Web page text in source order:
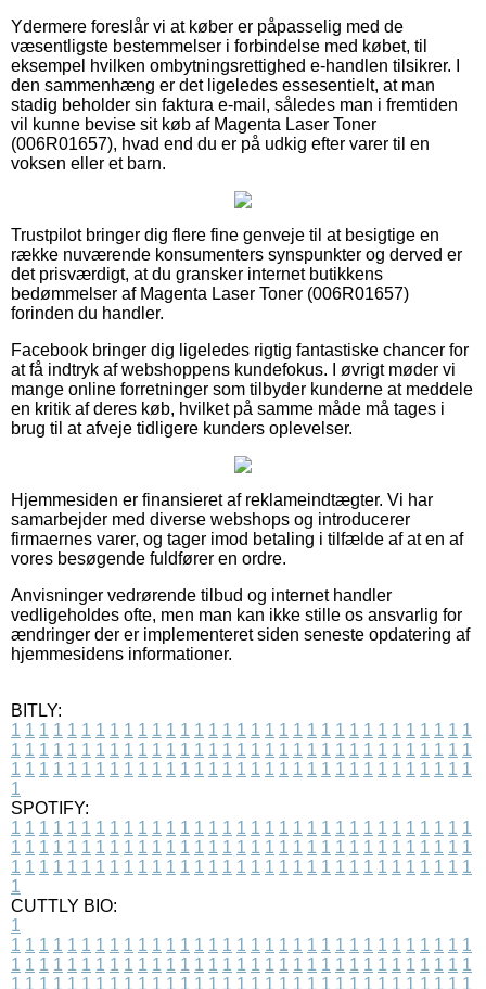
Ydermere foreslår vi at køber er påpasselig med de
væsentligste bestemmelser i forbindelse med købet, til
eksempel hvilken ombytningsrettighed e-handlen tilsikrer. I
den sammenhæng er det ligeledes essesentielt, at man
stadig beholder sin faktura e-mail, således man i fremtiden
vil kunne bevise sit køb af Magenta Laser Toner
(006R01657), hvad end du er på udkig efter varer til en
voksen eller et barn.
Trustpilot bringer dig flere fine genveje til at besigtige en
række nuværende konsumenters synspunkter og derved er
det prisværdigt, at du gransker internet butikkens
bedømmelser af Magenta Laser Toner (006R01657)
forinden du handler.
Facebook bringer dig ligeledes rigtig fantastiske chancer for
at få indtryk af webshoppens kundefokus. I øvrigt møder vi
mange online forretninger som tilbyder kunderne at meddele
en kritik af deres køb, hvilket på samme måde må tages i
brug til at afveje tidligere kunders oplevelser.
Hjemmesiden er finansieret af reklameindtægter. Vi har
samarbejder med diverse webshops og introducerer
firmaernes varer, og tager imod betaling i tilfælde af at en af
vores besøgende fuldfører en ordre.
Anvisninger vedrørende tilbud og internet handler
vedligeholdes ofte, men man kan ikke stille os ansvarlig for
ændringer der er implementeret siden seneste opdatering af
hjemmesidens informationer.
BITLY:
1 1 1 1 1 1 1 1 1 1 1 1 1 1 1 1 1 1 1 1 1 1 1 1 1 1 1 1 1 1 1 1 1
1 1 1 1 1 1 1 1 1 1 1 1 1 1 1 1 1 1 1 1 1 1 1 1 1 1 1 1 1 1 1 1 1
1 1 1 1 1 1 1 1 1 1 1 1 1 1 1 1 1 1 1 1 1 1 1 1 1 1 1 1 1 1 1 1 1
1
SPOTIFY:
1 1 1 1 1 1 1 1 1 1 1 1 1 1 1 1 1 1 1 1 1 1 1 1 1 1 1 1 1 1 1 1 1
1 1 1 1 1 1 1 1 1 1 1 1 1 1 1 1 1 1 1 1 1 1 1 1 1 1 1 1 1 1 1 1 1
1 1 1 1 1 1 1 1 1 1 1 1 1 1 1 1 1 1 1 1 1 1 1 1 1 1 1 1 1 1 1 1 1
1
CUTTLY BIO:
1
1 1 1 1 1 1 1 1 1 1 1 1 1 1 1 1 1 1 1 1 1 1 1 1 1 1 1 1 1 1 1 1 1
1 1 1 1 1 1 1 1 1 1 1 1 1 1 1 1 1 1 1 1 1 1 1 1 1 1 1 1 1 1 1 1 1
1 1 1 1 1 1 1 1 1 1 1 1 1 1 1 1 1 1 1 1 1 1 1 1 1 1 1 1 1 1 1 1 1